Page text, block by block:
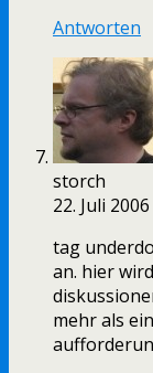
Antworten
storch
22. Juli 2006
tag
an. hier
mehr als